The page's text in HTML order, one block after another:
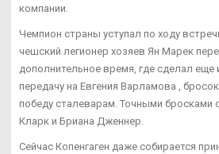
компании.
Чемпион страны уступал по ходу
чешский легионер хозяев Ян Марек
дополнительное время, где сделал еще
передачу на Евгения Варламова ,
победу сталеварам. Точными бросками
Кларк и Бриана Дженнер.
Сейчас Копенгаген даже собирается